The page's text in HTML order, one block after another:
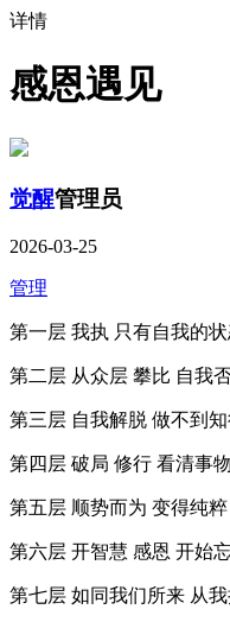
详情
感恩遇见
觉醒管理员
2026-03-25
管理
第一层 我执 只有自我的
第二层 从众层 攀比 自我
第三层 自我解脱 做不到
第四层 破局 修行 看清事
第五层 顺势而为 变得纯
第六层 开智慧 感恩 开始
第七层 如同我们所来 从